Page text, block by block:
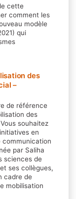
cette
comment les
modèle
qui
des
–
de référence
des
souhaitez
en
communication
par Saliha
sciences de
ses collègues,
cadre de
mobilisation